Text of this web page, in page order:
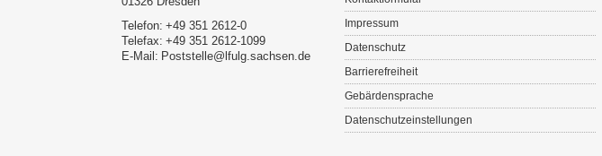
Telefon: +49 351 2612-0
Telefax: +49 351 2612-1099
E-Mail: Poststelle­­@lfulg.sachsen.de
Impressum
Datenschutz
Barrierefreiheit
Gebärdensprache
Datenschutzeinstellungen